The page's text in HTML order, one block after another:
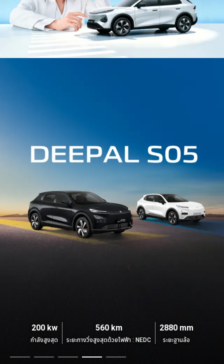
200 kw
กำลังสูงสุด
131 km
ระยะทางวิ่งสูงสุดด้วยไฟฟ้า : NEDC
3,180 mm
ระยะฐานล้อ
190 กิโลวัตต์
กำลังสูงสุด
485 กิโลเมตร
ระยะทางวิ่งสูงสุดด้วยไฟฟ้า : NEDC
2,900 มิลลิเมตร
ระยะฐานล้อ
252 kW
กำลังสูงสุด
640 km
ระยะทางวิ่งสูงสุดด้วยไฟฟ้า : NEDC
3,120 mm
ระยะฐานล้อ
200 kw
กำลังสูงสุด
560 km
ระยะทางวิ่งสูงสุดด้วยไฟฟ้า : NEDC
2880 mm
ระยะฐานล้อ
218 kw
กำลังสูงสุด
170 km
ระยะทางวิ่งสูงสุดด้วยไฟฟ้า : NEDC
2,880 mm
ระยะฐานล้อ